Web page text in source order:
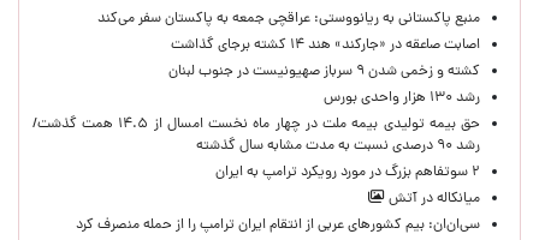
منبع پاکستانی به ریانووستی: عراقچی جمعه به پاکستان سفر می‌کند
اصابت صاعقه در «جارکند» هند ۱۴ کشته برجای گذاشت
کشته و زخمی شدن ۹ سرباز صهیونیست در جنوب لبنان
رشد ۱۳۰ هزار واحدی بورس
حق بیمه تولیدی بیمه ملت در چهار ماه نخست امسال از ۱۴.۵ همت گذشت/
رشد ۹۰ درصدی نسبت به مدت مشابه سال گذشته
۲ سوتفاهم بزرگ در مورد رویکرد ترامپ به ایران
میانکاله در آتش
سی‌ان‌ان: بیم کشورهای عربی از انتقام ایران ترامپ را از حمله منصرف کرد